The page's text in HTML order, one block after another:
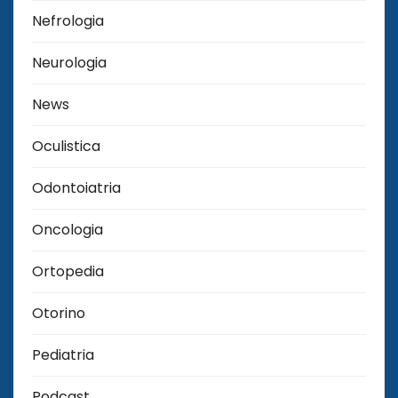
Nefrologia
Neurologia
News
Oculistica
Odontoiatria
Oncologia
Ortopedia
Otorino
Pediatria